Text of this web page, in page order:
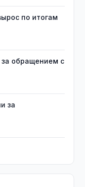
по итогам
за обращением с
за